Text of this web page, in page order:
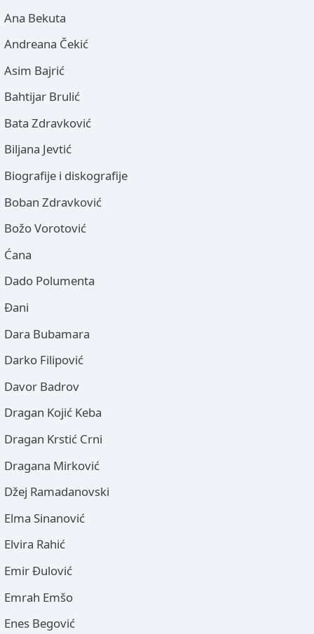
Ana Bekuta
Andreana Čekić
Asim Bajrić
Bahtijar Brulić
Bata Zdravković
Biljana Jevtić
Biografije i diskografije
Boban Zdravković
Božo Vorotović
Ćana
Dado Polumenta
Đani
Dara Bubamara
Darko Filipović
Davor Badrov
Dragan Kojić Keba
Dragan Krstić Crni
Dragana Mirković
Džej Ramadanovski
Elma Sinanović
Elvira Rahić
Emir Đulović
Emrah Emšo
Enes Begović